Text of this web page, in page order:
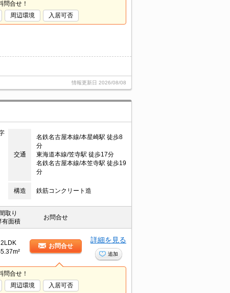
問合せ！
周辺環境 入居可否
情報更新日 2026/08/08
交通
名鉄名古屋本線/本星崎駅 徒歩8
分
東海道本線/笠寺駅 徒歩17分
名鉄名古屋本線/本笠寺駅 徒歩19
分
構造 鉄筋コンクリート造
間取り
有面積
お問合せ
2LDK
お問合せ
詳細を見る
追加
問合せ！
周辺環境 入居可否